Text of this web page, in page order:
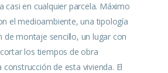
casi en cualquier parcela. Máximo
el medioambiente, una tipología
de montaje sencillo, un lugar con
los tiempos de obra
construcción de esta vivienda. El